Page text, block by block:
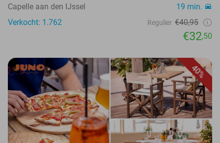
Capelle aan den IJssel
19 min.
Verkocht: 1.762
Regulier €40,95
€32,50
40%